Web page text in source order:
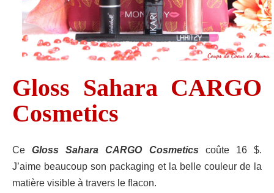
Gloss Sahara CARGO
Cosmetics
CeGloss Sahara CARGO Cosmetics coûte 16 $.
J’aime beaucoup son packaging et la belle couleur de la
matière visible à travers le flacon.